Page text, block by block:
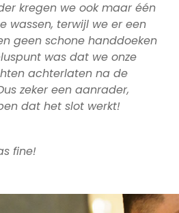
kregen we ook maar één
wassen, terwijl we er een
geen schone handdoeken
was dat we onze
achterlaten na de
zeker een aanrader,
dat het slot werkt!
fine!